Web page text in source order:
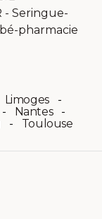
Limoges
Nantes
Toulouse